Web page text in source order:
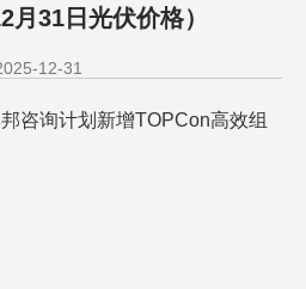
月31日光伏价格）
12-31
咨询计划新增TOPCon高效组